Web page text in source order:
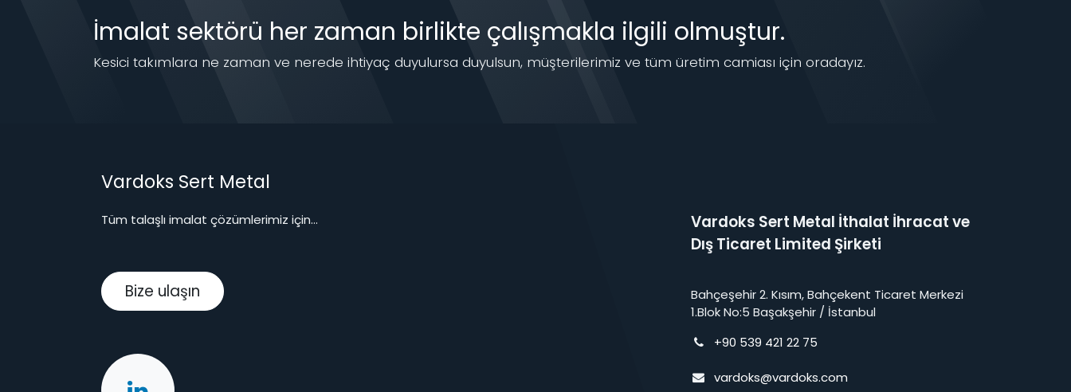
İmalat sektörü her zaman birlikte çalışmakla ilgili olmuştur.
Kesici takımlara ne zaman ve nerede ihtiyaç duyulursa duyulsun, müşterilerimiz ve tüm üretim camiası için oradayız.
Vardoks Sert Metal
Tüm talaşlı imalat çözümlerimiz için...
Bize ulaşın
Vardoks Sert Metal İthalat İhracat ve
Dış Ticaret Limited Şirketi
Bahçeşehir 2. Kısım, Bahçekent Ticaret Merkezi
1.Blok No:5 Başakşehir / İstanbul
+90 539 421 22 75
vardoks@vardoks.com